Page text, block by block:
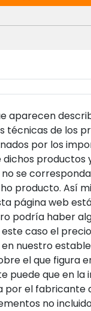
aparecen
técnicas de los
por los
productos
se
producto. Así
página web
podría haber
caso el
nuestro
el que figura
puede que en la
por el fabricante
no